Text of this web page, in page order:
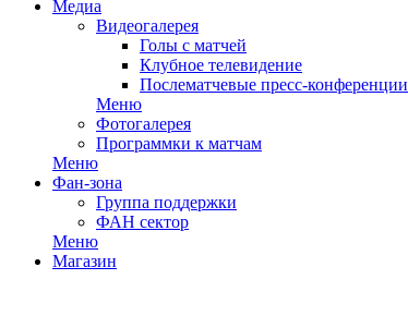
Медиа
Видеогалерея
Голы с матчей
Клубное телевидение
Послематчевые пресс-конференции
Меню
Фотогалерея
Программки к матчам
Меню
Фан-зона
Группа поддержки
ФАН сектор
Меню
Магазин